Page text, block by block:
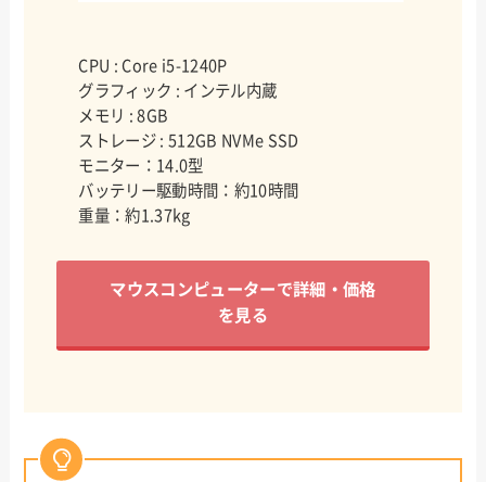
CPU : Core i5-1240P
グラフィック : インテル内蔵
メモリ : 8GB
ストレージ : 512GB NVMe SSD
モニター：14.0型
バッテリー駆動時間：約10時間
重量：約1.37kg
マウスコンピューターで詳細・価格
を見る